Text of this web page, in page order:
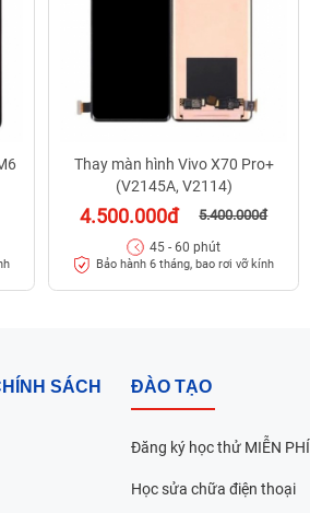
Thay màn hình Vivo X70 Pro+
(V2145A, V2114)
4.500.000đ 5.400.000đ
45 - 60 phút
Bảo hành 6 tháng, bao rơi vỡ kính
SÁCH ĐÀO TẠO
Đăng ký học thử MIỄN PHÍ
Học sửa chữa điện thoại